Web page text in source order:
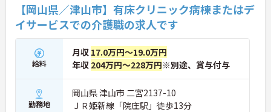
【岡山県／津山市】有床クリニック病棟またはデ
イサービスでの介護職の求人です
給料
月収 17.0万円～19.0万円
年収 204万円～228万円※別途、賞与付与
勤務地
岡山県 津山市 二宮2137-10
ＪＲ姫新線「院庄駅」徒歩13分